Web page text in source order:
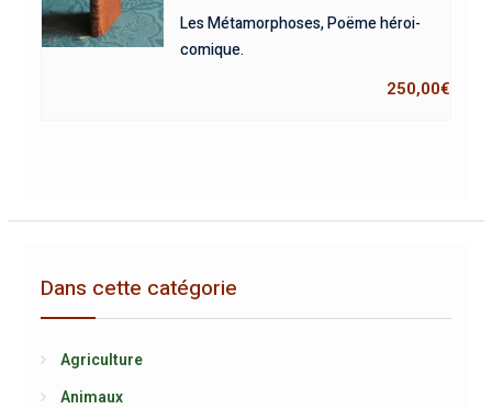
Les Métamorphoses, Poëme héroi-
comique.
250,00€
Dans cette catégorie
Agriculture
Animaux